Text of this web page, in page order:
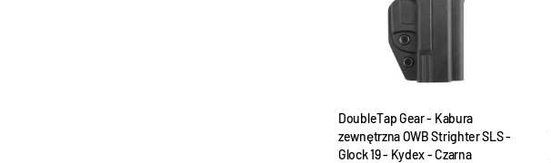
DoubleTap Gear - Kabura
zewnętrzna OWB Strighter SLS -
Glock 19 - Kydex - Czarna